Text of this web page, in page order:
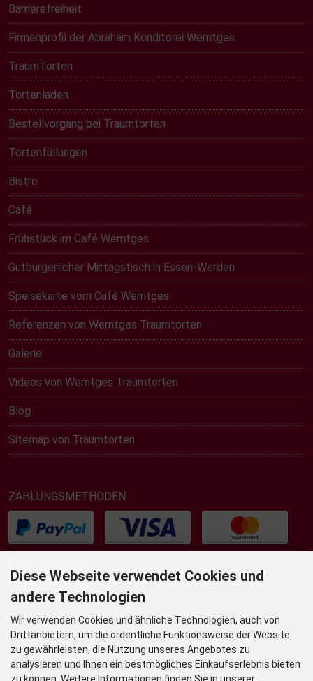
Barrierefreiheit
Firmenprofil der Abraham Konditorei Werntges
TraumTorten
Tortenladen
Bestellvorgang bei Traumtorten
Tortenfüllungen
Bistro
Café
Frühstück im Café Werntges
Gutbürgerlicher Mittagstisch in Essen-Werden
Speisekarte vom Café Werntges
Referenzen von Werntges Traumtorten
Galerie
Videos von Werntges Traumtorten
Blog
Sitemap von Traumtorten
ZAHLUNGSMETHODEN
UNSER TORTENLADEN & BISTRO
Grafenstr. 36
45239 Essen-Werden
Diese Webseite verwendet Cookies und
andere Technologien
Wir verwenden Cookies und ähnliche Technologien, auch von
Drittanbietern, um die ordentliche Funktionsweise der Website
zu gewährleisten, die Nutzung unseres Angebotes zu
analysieren und Ihnen ein bestmögliches Einkaufserlebnis bieten